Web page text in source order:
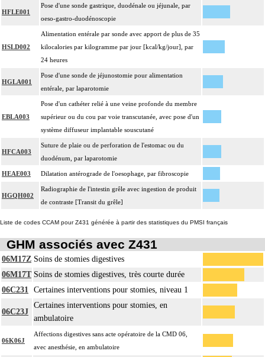
HFLE001
Pose d'une sonde gastrique, duodénale ou jéjunale, par
oeso-gastro-duodénoscopie
HSLD002
Alimentation entérale par sonde avec apport de plus de 35
kilocalories par kilogramme par jour [kcal/kg/jour], par
24 heures
HGLA001
Pose d'une sonde de jéjunostomie pour alimentation
entérale, par laparotomie
EBLA003
Pose d'un cathéter relié à une veine profonde du membre
supérieur ou du cou par voie transcutanée, avec pose d'un
système diffuseur implantable souscutané
HFCA003
Suture de plaie ou de perforation de l'estomac ou du
duodénum, par laparotomie
HEAE003 Dilatation antérograde de l'oesophage, par fibroscopie
HGQH002
Radiographie de l'intestin grêle avec ingestion de produit
de contraste [Transit du grêle]
Liste de codes CCAM pour Z431 générée à partir des statistiques du PMSI français
GHM associés avec Z431
06M17Z Soins de stomies digestives
06M17T Soins de stomies digestives, très courte durée
06C231
Certaines interventions pour stomies, niveau 1
06C23J
Certaines interventions pour stomies, en
ambulatoire
06K06J
Affections digestives sans acte opératoire de la CMD 06,
avec anesthésie, en ambulatoire